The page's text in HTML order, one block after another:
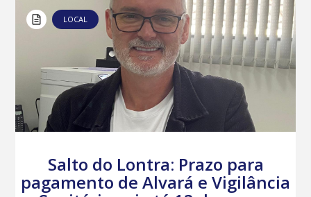
LOCAL
Salto do Lontra: Prazo para
pagamento de Alvará e Vigilância